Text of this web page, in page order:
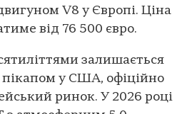
V8 у Європі. Ціна
від 76 500 євро.
залишається
у США, офіційно
ринок. У 2026 році